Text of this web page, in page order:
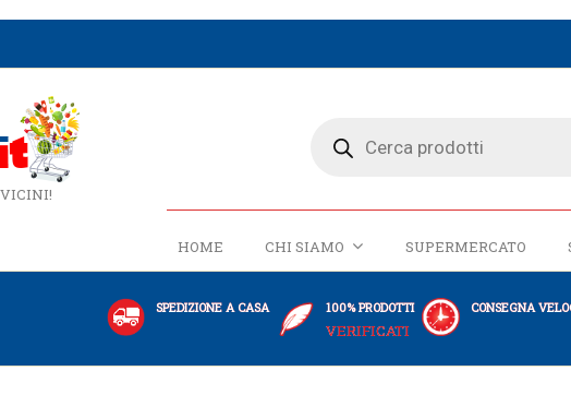
VICINI!
HOME CHI SIAMO SUPERMERCATO
SPEDIZIONE A CASA 100% PRODOTTI
VERIFICATI
CONSEGNA